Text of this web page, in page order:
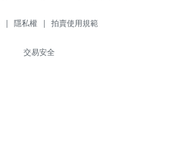
| 隱私權 | 拍賣使用規範
交易安全